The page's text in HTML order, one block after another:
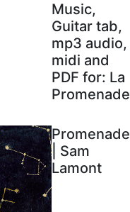
Music,
Guitar tab,
mp3 audio,
midi and
PDF for: La
Promenade
Promenade
| Sam
Lamont